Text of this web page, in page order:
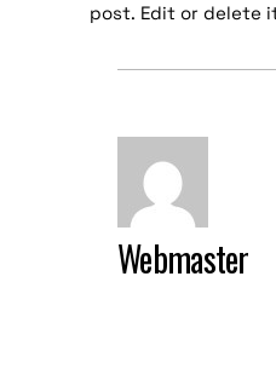
post. Edit or delete
Webmaster